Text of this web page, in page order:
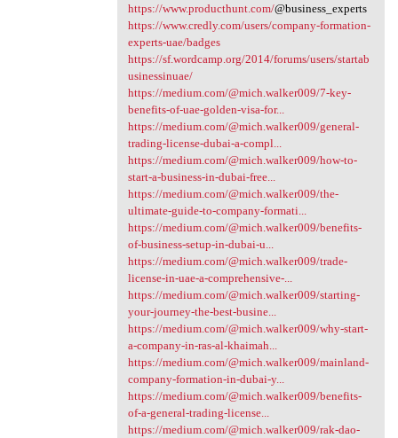
https://www.producthunt.com/@business_experts
https://www.credly.com/users/company-formation-
experts-uae/badges
https://sf.wordcamp.org/2014/forums/users/startab
usinessinuae/
https://medium.com/@mich.walker009/7-key-
benefits-of-uae-golden-visa-for...
https://medium.com/@mich.walker009/general-
trading-license-dubai-a-compl...
https://medium.com/@mich.walker009/how-to-
start-a-business-in-dubai-free...
https://medium.com/@mich.walker009/the-
ultimate-guide-to-company-formati...
https://medium.com/@mich.walker009/benefits-
of-business-setup-in-dubai-u...
https://medium.com/@mich.walker009/trade-
license-in-uae-a-comprehensive-...
https://medium.com/@mich.walker009/starting-
your-journey-the-best-busine...
https://medium.com/@mich.walker009/why-start-
a-company-in-ras-al-khaimah...
https://medium.com/@mich.walker009/mainland-
company-formation-in-dubai-y...
https://medium.com/@mich.walker009/benefits-
of-a-general-trading-license...
https://medium.com/@mich.walker009/rak-dao-